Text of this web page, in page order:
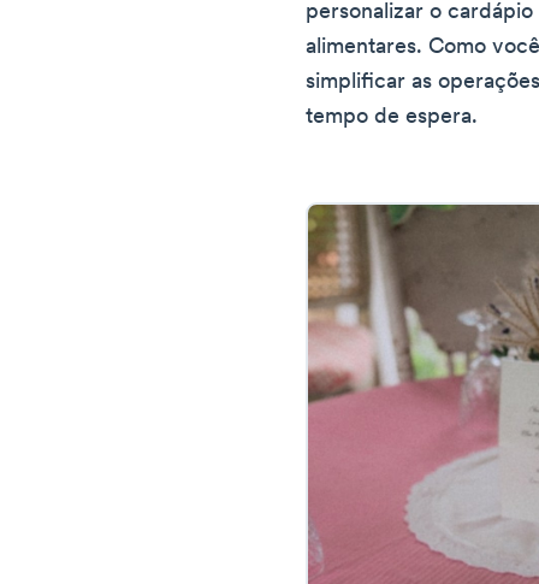
personalizar o
alimentares. Como
simplificar as
tempo de espera.